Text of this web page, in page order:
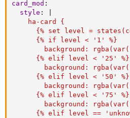
card_mod :
style :
    ha-card {
{% set level =
      {% if level < '1' %}
background:
      {% elif level < '25' %}
background:
      {% elif level < '50' %}
background:
      {% elif level < '75' %}
background:
{% elif level ==